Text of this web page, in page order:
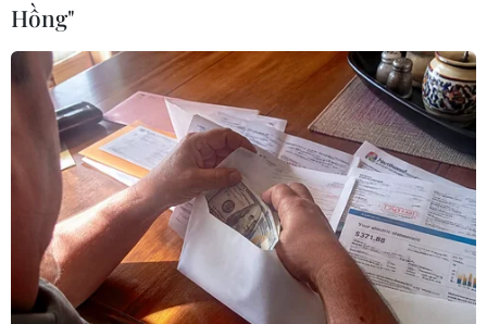
tới Quân đội Nhân dân Việt Nam và Quân đội
Hoàng gia Campuchia tiếp tục triển khai đầy đủ,
hiệu quả các nội dung hợp tác theo thỏa thuận
cấp cao hai nước; góp phần vào việc tăng cường
mối quan hệ “láng giềng tốt đẹp, hữu nghị
truyền thống, hợp tác toàn diện, bền vững lâu
dài” giữa Việt Nam và Campuchia./.
(TTXVN/Vietnam+)
Hồng"